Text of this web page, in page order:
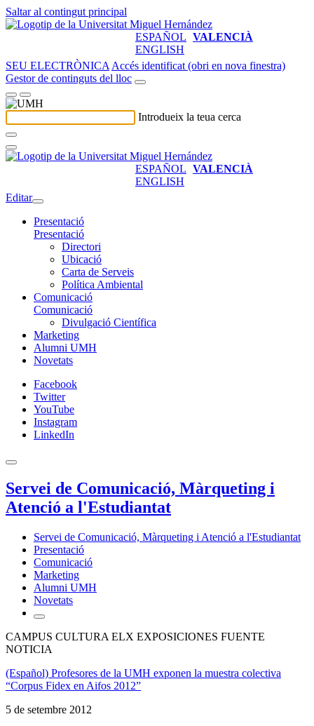
Saltar al contingut principal
ESPAÑOL VALENCIÀ
ENGLISH
SEU ELECTRÒNICA Accés identificat (obri en nova finestra)
Gestor de continguts del lloc
Introdueix la teua cerca
ESPAÑOL VALENCIÀ
ENGLISH
Editar
Presentació
Presentació
Directori
Ubicació
Carta de Serveis
Política Ambiental
Comunicació
Comunicació
Divulgació Científica
Marketing
Alumni UMH
Novetats
Facebook
Twitter
YouTube
Instagram
LinkedIn
Servei de Comunicació, Màrqueting i
Atenció a l'Estudiantat
Servei de Comunicació, Màrqueting i Atenció a l'Estudiantat
Presentació
Comunicació
Marketing
Alumni UMH
Novetats
CAMPUS CULTURA ELX EXPOSICIONES FUENTE
NOTICIA
(Español) Profesores de la UMH exponen la muestra colectiva
“Corpus Fidex en Aifos 2012”
5 de setembre 2012